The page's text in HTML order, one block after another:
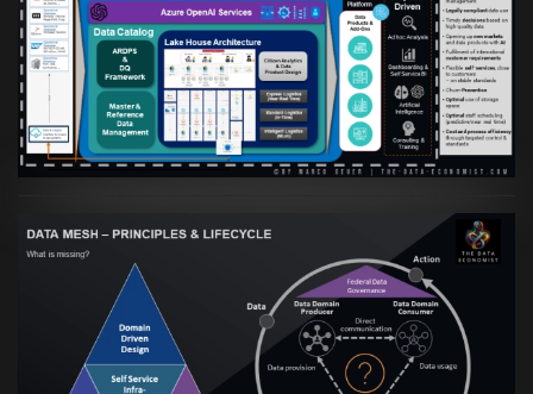
orientierte Data Fabric essenziell für
skalierbare qualitative Datenprodukte ist
VIEW
Artikel:Data Mesh Ökosysteme: Die
Transformation zur Data Inspired Human
Culture